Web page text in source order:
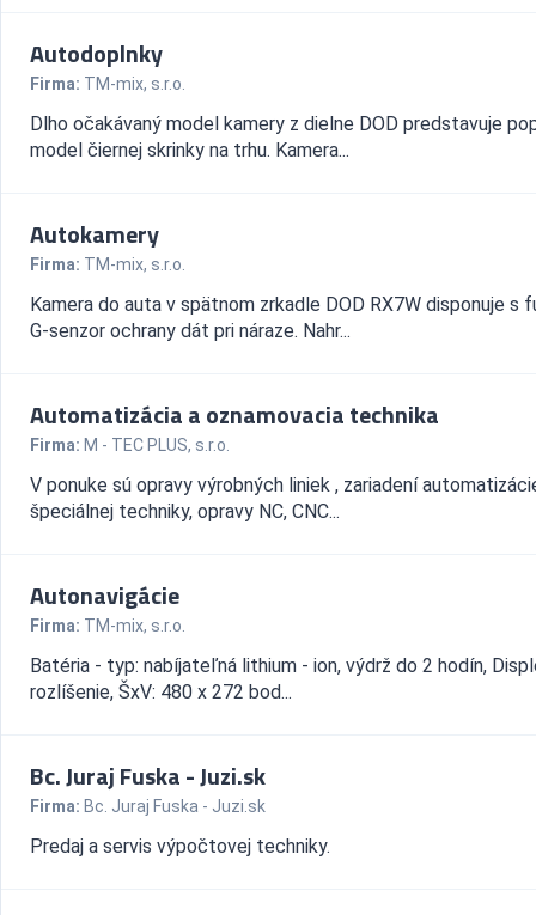
Autodoplnky
Firma: TM-mix, s.r.o.
Dlho očakávaný model kamery z dielne DOD predstavuje
model čiernej skrinky na trhu. Kamera...
Autokamery
Firma: TM-mix, s.r.o.
Kamera do auta v spätnom zrkadle DOD RX7W disponuje s
G-senzor ochrany dát pri náraze. Nahr...
Automatizácia a oznamovacia technika
Firma: M - TEC PLUS, s.r.o.
V ponuke sú opravy výrobných liniek , zariadení
špeciálnej techniky, opravy NC, CNC...
Autonavigácie
Firma: TM-mix, s.r.o.
Batéria - typ: nabíjateľná lithium - ion, výdrž do 2 hodín,
rozlíšenie, ŠxV: 480 x 272 bod...
Bc. Juraj Fuska - Juzi.sk
Firma: Bc. Juraj Fuska - Juzi.sk
Predaj a servis výpočtovej techniky.